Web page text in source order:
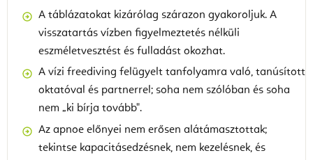
A táblázatokat kizárólag szárazon gyakoroljuk. A
visszatartás vízben figyelmeztetés nélküli
eszméletvesztést és fulladást okozhat.
A vízi freediving felügyelt tanfolyamra való, tanúsított
oktatóval és partnerrel; soha nem szólóban és soha
nem „ki bírja tovább".
Az apnoe előnyei nem erősen alátámasztottak;
tekintse kapacitásedzésnek, nem kezelésnek, és